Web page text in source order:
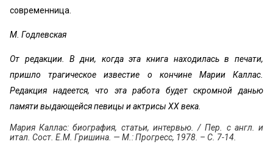
современница.
М. Годлевская
От редакции. В дни, когда эта книга находилась в печати,
пришло трагическое известие о кончине Марии Каллас.
Редакция надеется, что эта работа будет скромной данью
памяти выдающейся певицы и актрисы XX века.
Мария Каллас: биография, статьи, интервью. / Пер. с англ. и
итал. Сост. Е.М. Гришина. — М.: Прогресс, 1978. – С. 7-14.